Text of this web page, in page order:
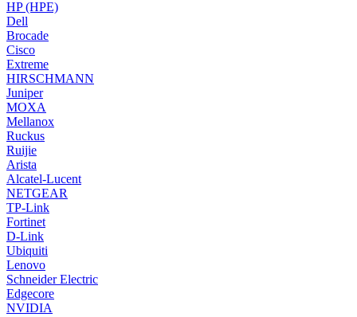
HP (HPE)
Dell
Brocade
Cisco
Extreme
HIRSCHMANN
Juniper
MOXA
Mellanox
Ruckus
Ruijie
Arista
Alcatel-Lucent
NETGEAR
TP-Link
Fortinet
D-Link
Ubiquiti
Lenovo
Schneider Electric
Edgecore
NVIDIA